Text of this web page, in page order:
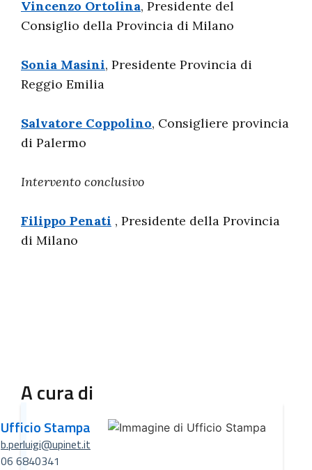
Vincenzo Ortolina, Presidente del
Consiglio della Provincia di Milano
Sonia Masini, Presidente Provincia di
Reggio Emilia
Salvatore Coppolino, Consigliere provincia
di Palermo
Intervento conclusivo
Filippo Penati , Presidente della Provincia
di Milano
A cura di
Ufficio Stampa
b.perluigi@upinet.it
06 6840341